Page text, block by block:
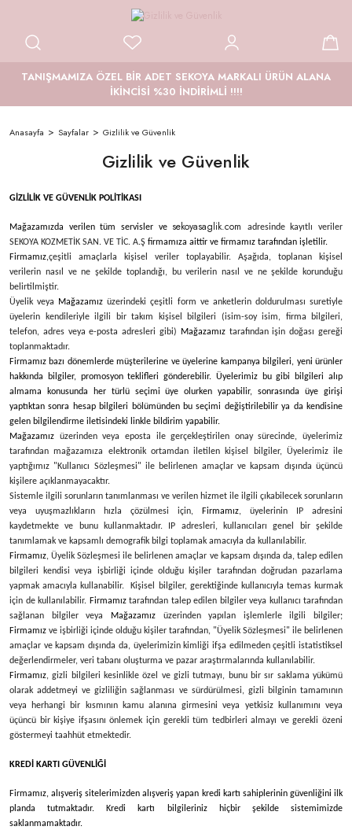
TANIŞMAMIZA ÖZEL BİR ADET SEKOYA MARKALI ÜRÜN ALANA
İKİNCİSİ %30 İNDİRİMLİ !!!!
Anasayfa Sayfalar Gizlilik ve Güvenlik
Gizlilik ve Güvenlik
GİZLİLİK VE GÜVENLİK POLİTİKASI
Mağazamızda verilen tüm servisler ve sekoyasaglik.com
adresinde kayıtlı veriler
SEKOYA KOZMETİK SAN. VE TİC. A.Ş firmamıza aittir ve firmamız tarafından işletilir.
Firmamız,çeşitli amaçlarla kişisel veriler toplayabilir. Aşağıda, toplanan kişisel
verilerin nasıl ve ne şekilde toplandığı, bu verilerin nasıl ve ne şekilde korunduğu
belirtilmiştir.
Üyelik veya
Mağazamızüzerindeki çeşitli form ve anketlerin doldurulması suretiyle
üyelerin kendileriyle ilgili bir takım kişisel bilgileri (isim-soy isim, firma bilgileri,
telefon, adres veya e-posta adresleri gibi)
Mağazamız tarafından işin doğası gereği
toplanmaktadır.
Firmamız bazı dönemlerde müşterilerine ve üyelerine kampanya bilgileri, yeni ürünler
hakkında bilgiler, promosyon teklifleri gönderebilir. Üyelerimiz bu gibi bilgileri alıp
almama konusunda her türlü seçimi üye olurken yapabilir, sonrasında üye girişi
yaptıktan sonra hesap bilgileri bölümünden bu seçimi değiştirilebilir ya da kendisine
gelen bilgilendirme iletisindeki linkle bildirim yapabilir.
Mağazamız üzerinden veya eposta ile gerçekleştirilen onay sürecinde, üyelerimiz
tarafından mağazamıza elektronik ortamdan iletilen kişisel bilgiler, Üyelerimiz ile
yaptığımız "Kullanıcı Sözleşmesi" ile belirlenen amaçlar ve kapsam dışında üçüncü
kişilere açıklanmayacaktır.
Sistemle ilgili sorunların tanımlanması ve verilen hizmet ile ilgili çıkabilecek sorunların
veya uyuşmazlıkların hızla çözülmesi için, Firmamız, üyelerinin IP adresini
kaydetmekte ve bunu kullanmaktadır. IP adresleri, kullanıcıları genel bir şekilde
tanımlamak ve kapsamlı demografik bilgi toplamak amacıyla da kullanılabilir.
Firmamız, Üyelik Sözleşmesi ile belirlenen amaçlar ve kapsam dışında da, talep edilen
bilgileri kendisi veya işbirliği içinde olduğu kişiler tarafından doğrudan pazarlama
yapmak amacıyla kullanabilir. Kişisel bilgiler, gerektiğinde kullanıcıyla temas kurmak
için de kullanılabilir. Firmamız tarafından talep edilen bilgiler veya kullanıcı tarafından
sağlanan bilgiler veya
Mağazamız üzerinden yapılan işlemlerle ilgili bilgiler;
Firmamız ve işbirliği içinde olduğu kişiler tarafından, "Üyelik Sözleşmesi" ile belirlenen
amaçlar ve kapsam dışında da, üyelerimizin kimliği ifşa edilmeden çeşitli istatistiksel
değerlendirmeler, veri tabanı oluşturma ve pazar araştırmalarında kullanılabilir.
Firmamız, gizli bilgileri kesinlikle özel ve gizli tutmayı, bunu bir sır saklama yükümü
olarak addetmeyi ve gizliliğin sağlanması ve sürdürülmesi, gizli bilginin tamamının
veya herhangi bir kısmının kamu alanına girmesini veya yetkisiz kullanımını veya
üçüncü bir kişiye ifşasını önlemek için gerekli tüm tedbirleri almayı ve gerekli özeni
göstermeyi taahhüt etmektedir.
KREDİ KARTI GÜVENLİĞİ
Firmamız, alışveriş sitelerimizden alışveriş yapan kredi kartı sahiplerinin güvenliğini ilk
planda tutmaktadır. Kredi kartı bilgileriniz hiçbir şekilde sistemimizde
saklanmamaktadır.